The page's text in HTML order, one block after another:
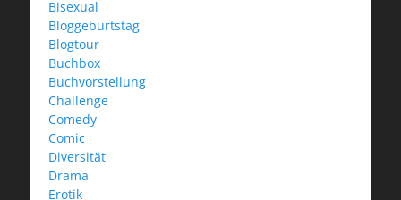
Bisexual
Bloggeburtstag
Blogtour
Buchbox
Buchvorstellung
Challenge
Comedy
Comic
Diversität
Drama
Erotik